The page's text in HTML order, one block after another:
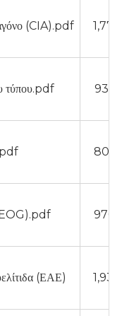
(CIA).pdf 1,77
τύπου.pdf 932
807
(EOG).pdf 970
(ΕΑΕ) 1,93